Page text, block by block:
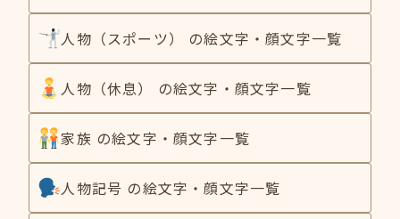
人物（スポーツ） の絵文字・顔文字一覧
人物（休息） の絵文字・顔文字一覧
家族 の絵文字・顔文字一覧
人物記号 の絵文字・顔文字一覧